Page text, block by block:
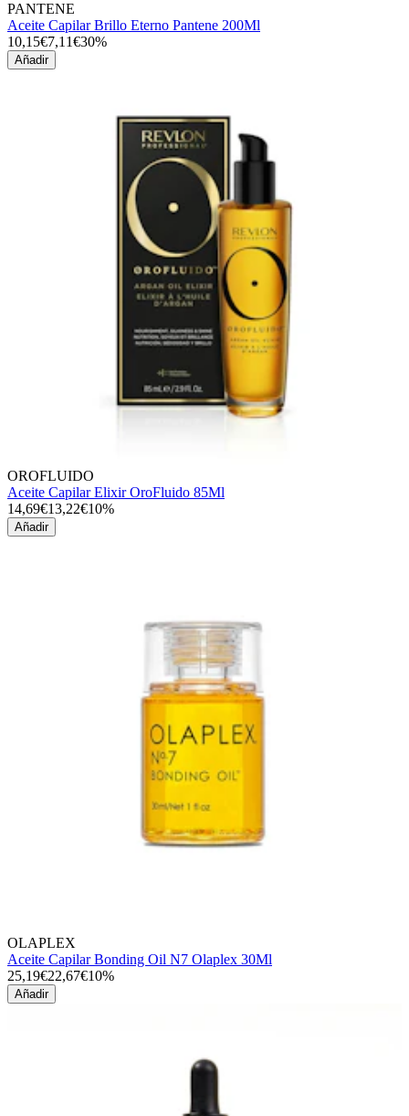
PANTENE
Aceite Capilar Brillo Eterno Pantene 200Ml
10,15€7,11€30%
Añadir
OROFLUIDO
Aceite Capilar Elixir OroFluido 85Ml
14,69€13,22€10%
Añadir
OLAPLEX
Aceite Capilar Bonding Oil N7 Olaplex 30Ml
25,19€22,67€10%
Añadir